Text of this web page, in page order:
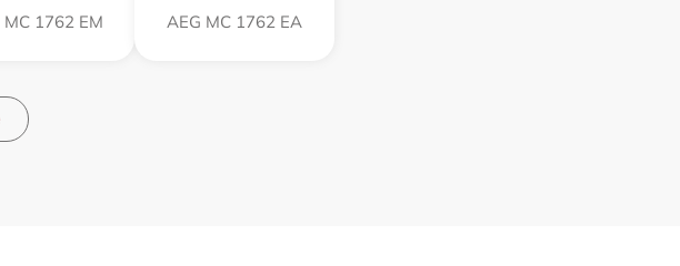
MC 1762 EM AEG MC 1762 EA